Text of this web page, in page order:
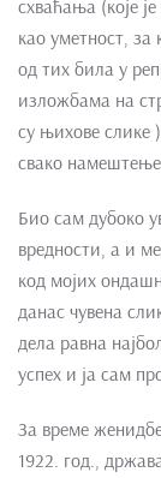
схваћања (које
као уметност, за
од тих била у
изложбама на
су њихове слике
свако
Био сам дубоко
вредности, а и
код мојих
данас чувена
дела равна
успех и ја сам
За време
1922. год.,